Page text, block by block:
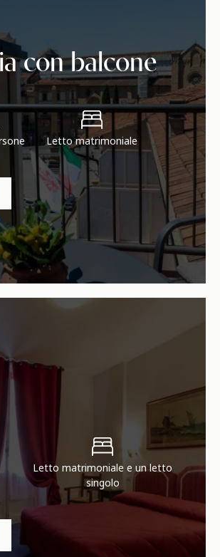
con balcone
Letto matrimoniale
Letto matrimoniale e un letto
singolo